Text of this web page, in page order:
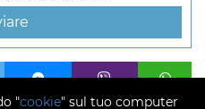
"cookie" sul tuo computer